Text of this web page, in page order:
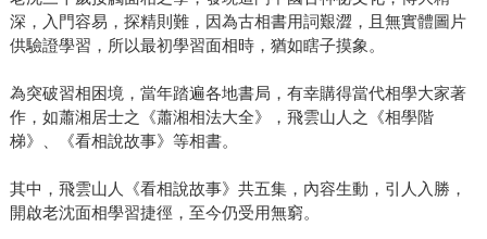
深，入門容易，探精則難，因為古相書用詞艱澀，且無實體圖片
供驗證學習，所以最初學習面相時，猶如瞎子摸象。
為突破習相困境，當年踏遍各地書局，有幸購得當代相學大家著
作，如蕭湘居士之《蕭湘相法大全》，飛雲山人之《相學階
梯》、《看相說故事》等相書。
其中，飛雲山人《看相說故事》共五集，內容生動，引人入勝，
開啟老沈面相學習捷徑，至今仍受用無窮。